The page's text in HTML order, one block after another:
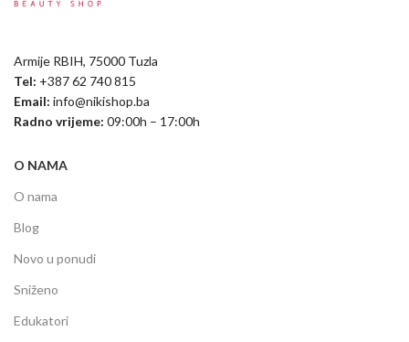
Armije RBIH, 75000 Tuzla
Tel: +387 62 740 815
Email: info@nikishop.ba
Radno vrijeme: 09:00h – 17:00h
O NAMA
O nama
Blog
Novo u ponudi
Sniženo
Edukatori